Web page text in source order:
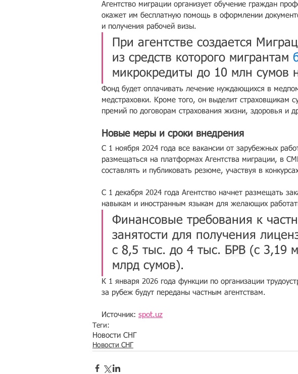
Агентство миграции организует обучение граждан
окажет им бесплатную помощь в оформлении
и получения рабочей визы.
При агентстве создается
из средств которого мигрантам
микрокредиты до 10 млн сумов
Фонд будет оплачивать лечение нуждающихся в
медстраховки. Кроме того, он выделит страховщикам
премий по договорам страхования жизни, здоровья и
Новые меры и сроки внедрения
С 1 ноября 2024 года все вакансии от зарубежных
размещаться на платформах Агентства миграции, в
составлять и публиковать резюме, участвуя в
С 1 декабря 2024 года Агентство начнет размещать
навыкам и иностранным языкам для желающих
Финансовые требования к
занятости для получения
с 8,5 тыс. до 4 тыс. БРВ (с 3,19
млрд сумов).
К 1 января 2026 года функции по организации
за рубеж будут переданы частным агентствам.
Источник: spot.uz
Теги:
Новости СНГ
Новости СНГ